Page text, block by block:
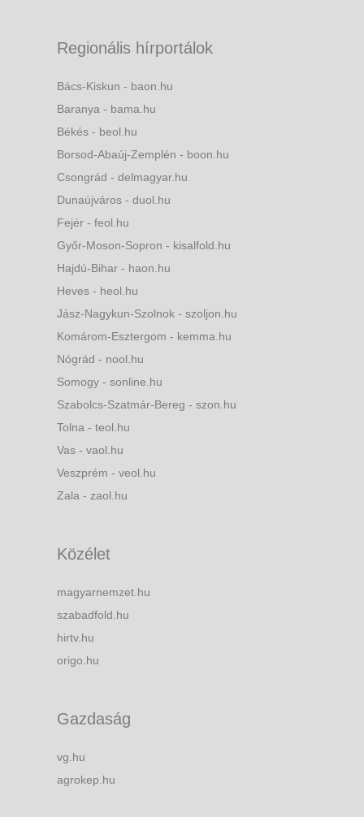
Regionális hírportálok
Bács-Kiskun - baon.hu
Baranya - bama.hu
Békés - beol.hu
Borsod-Abaúj-Zemplén - boon.hu
Csongrád - delmagyar.hu
Dunaújváros - duol.hu
Fejér - feol.hu
Győr-Moson-Sopron - kisalfold.hu
Hajdú-Bihar - haon.hu
Heves - heol.hu
Jász-Nagykun-Szolnok - szoljon.hu
Komárom-Esztergom - kemma.hu
Nógrád - nool.hu
Somogy - sonline.hu
Szabolcs-Szatmár-Bereg - szon.hu
Tolna - teol.hu
Vas - vaol.hu
Veszprém - veol.hu
Zala - zaol.hu
Közélet
magyarnemzet.hu
szabadfold.hu
hirtv.hu
origo.hu
Gazdaság
vg.hu
agrokep.hu